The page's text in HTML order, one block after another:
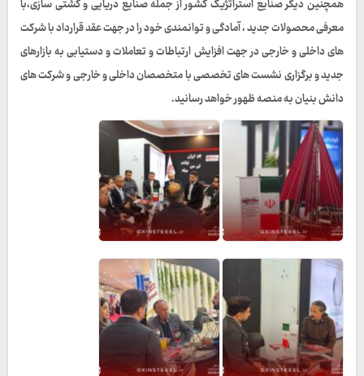
همچنین دیگر صنایع استراتژیک کشور از جمله صنایع دریایی و کشتی سازی،با
معرفی محصولات جدید ، آمادگی و توانمندی خود را در جهت عقد قرارداد با شرکت
های داخلی و خارجی در جهت افزایش ارتباطات و تعاملات و دستیابی به بازارهای
جدید و برگزاری نشست های تخصصی با متخصصان داخلی و خارجی و شرکت های
دانش بنیان به منصه ظهور خواهد رسانید.